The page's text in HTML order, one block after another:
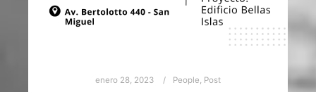
enero 28, 2023 People, Post